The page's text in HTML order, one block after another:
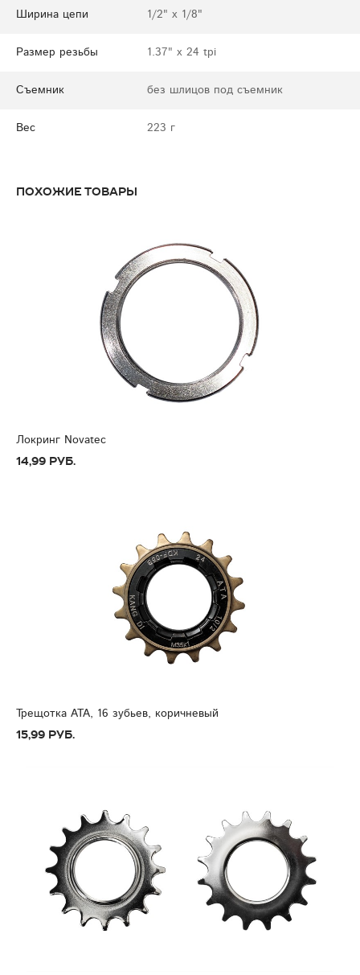
Ширина цепи 1/2" x 1/8"
Размер резьбы 1.37" x 24 tpi
Съемник без шлицов под съемник
Вес 223 г
Похожие товары
Локринг Novatec
14,99 руб.
Трещотка ATA, 16 зубьев, коричневый
15,99 руб.